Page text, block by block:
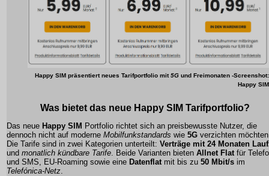
Happy SIM präsentiert neues Tarifportfolio mit5G und Freimonaten -Screenshot:
Happy SIM
Was bietet das neue Happy SIM Tarifportfolio?
Das neue Happy SIM Portfolio richtet sich an preisbewusste Nutzer, die
dennoch nicht auf moderne Mobilfunkstandards wie 5G verzichten
Die Tarife sind in zwei Kategorien unterteilt: Verträge mit 24 Monaten
und monatlich kündbare Tarife . Beide Varianten bieten Allnet Flat für
und SMS, EU-Roaming sowie eine Datenflat mit bis zu 50 Mbit/s im
Telefónica-Netz